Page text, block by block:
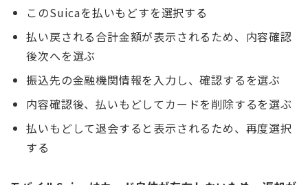
このSuicaを払いもどすを選択する
払い戻される合計金額が表示されるため、内容確認
後次へを選ぶ
振込先の金融機関情報を入力し、確認するを選ぶ
内容確認後、払いもどしてカードを削除するを選ぶ
払いもどして退会すると表示されるため、再度選択
する